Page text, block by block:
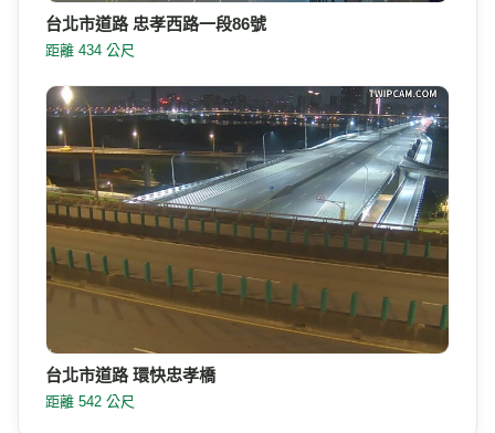
台北市道路 忠孝西路一段86號
距離 434 公尺
台北市道路 環快忠孝橋
距離 542 公尺